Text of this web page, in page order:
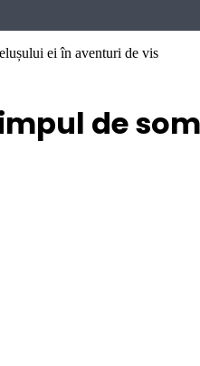
ei în aventuri de vis
de